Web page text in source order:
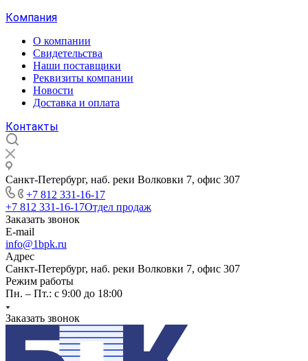
Компания
О компании
Свидетельства
Наши поставщики
Реквизиты компании
Новости
Доставка и оплата
Контакты
Санкт-Петербург, наб. реки Волковки 7, офис 307
+7 812 331-16-17
+7 812 331-16-17Отдел продаж
Заказать звонок
E-mail
info@1bpk.ru
Адрес
Санкт-Петербург, наб. реки Волковки 7, офис 307
Режим работы
Пн. – Пт.: с 9:00 до 18:00
Заказать звонок